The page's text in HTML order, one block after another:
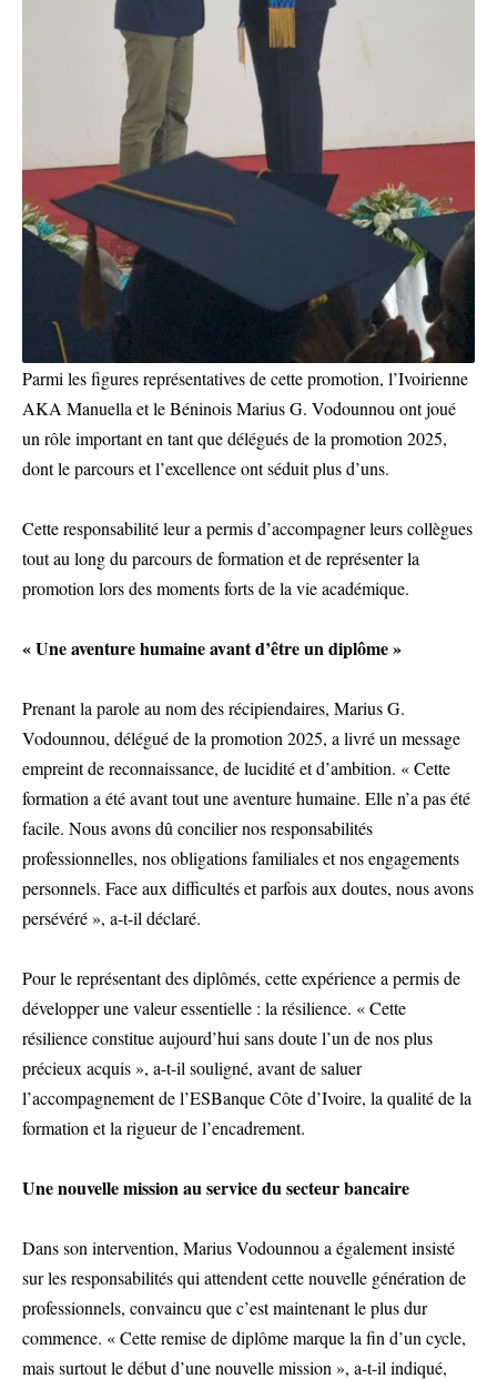
Parmi les figures représentatives de cette promotion, l’Ivoirienne
AKA Manuella et le Béninois Marius G. Vodounnou ont joué
un rôle important en tant que délégués de la promotion 2025,
dont le parcours et l’excellence ont séduit plus d’uns.
Cette responsabilité leur a permis d’accompagner leurs collègues
tout au long du parcours de formation et de représenter la
promotion lors des moments forts de la vie académique.
« Une aventure humaine avant d’être un diplôme »
Prenant la parole au nom des récipiendaires, Marius G.
Vodounnou, délégué de la promotion 2025, a livré un message
empreint de reconnaissance, de lucidité et d’ambition. « Cette
formation a été avant tout une aventure humaine. Elle n’a pas été
facile. Nous avons dû concilier nos responsabilités
professionnelles, nos obligations familiales et nos engagements
personnels. Face aux difficultés et parfois aux doutes, nous avons
persévéré », a-t-il déclaré.
Pour le représentant des diplômés, cette expérience a permis de
développer une valeur essentielle : la résilience. « Cette
résilience constitue aujourd’hui sans doute l’un de nos plus
précieux acquis », a-t-il souligné, avant de saluer
l’accompagnement de l’ESBanque Côte d’Ivoire, la qualité de la
formation et la rigueur de l’encadrement.
Une nouvelle mission au service du secteur bancaire
Dans son intervention, Marius Vodounnou a également insisté
sur les responsabilités qui attendent cette nouvelle génération de
professionnels, convaincu que c’est maintenant le plus dur
commence. « Cette remise de diplôme marque la fin d’un cycle,
mais surtout le début d’une nouvelle mission », a-t-il indiqué,